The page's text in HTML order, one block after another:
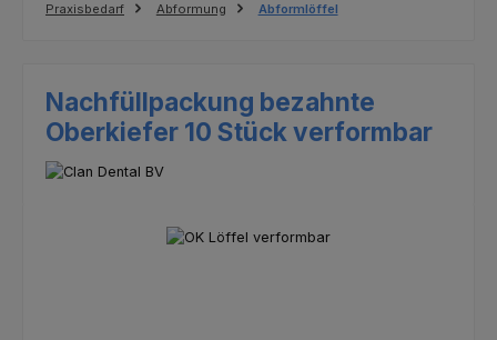
Praxisbedarf Abformung Abformlöffel
Nachfüllpackung bezahnte
Oberkiefer 10 Stück verformbar
Bildergalerie überspringen